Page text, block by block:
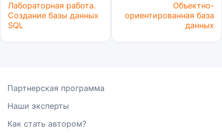
Лабораторная работа.
Создание базы данных
SQL
Объектно-
ориентированная база
данных
Партнерская программа
Наши эксперты
Как стать автором?